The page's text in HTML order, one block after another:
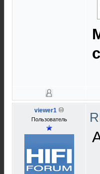
viewer1
Пользователь